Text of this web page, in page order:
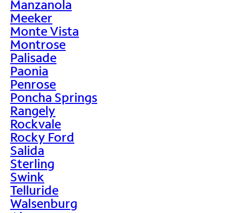
Manzanola
Meeker
Monte Vista
Montrose
Palisade
Paonia
Penrose
Poncha Springs
Rangely
Rockvale
Rocky Ford
Salida
Sterling
Swink
Telluride
Walsenburg